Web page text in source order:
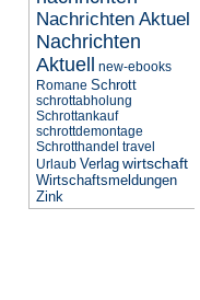
Nachrichten Aktuel
Nachrichten
Aktuell
new-ebooks
Romane Schrott
schrottabholung
Schrottankauf
schrottdemontage
Schrotthandel travel
Urlaub Verlag wirtschaft
Wirtschaftsmeldungen
Zink